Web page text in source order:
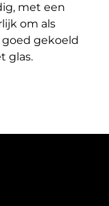
met een
om als
gekoeld
glas.